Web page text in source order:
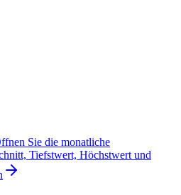
Sie die monatliche
Tiefstwert, Höchstwert und